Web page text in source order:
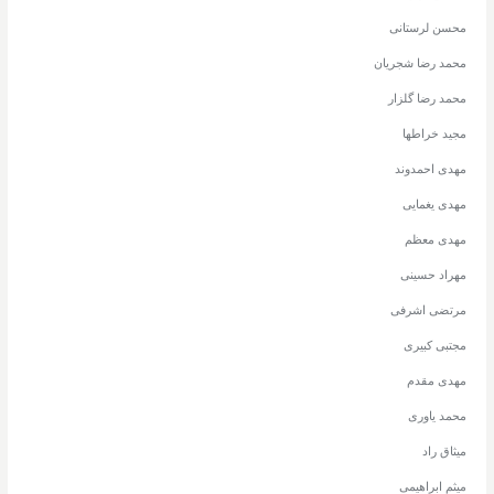
محسن لرستانی
محمد رضا شجریان
محمد رضا گلزار
مجید خراطها
مهدی احمدوند
مهدی یغمایی
مهدی معظم
مهراد حسینی
مرتضی اشرفی
مجتبی کبیری
مهدی مقدم
محمد یاوری
میثاق راد
میثم ابراهیمی